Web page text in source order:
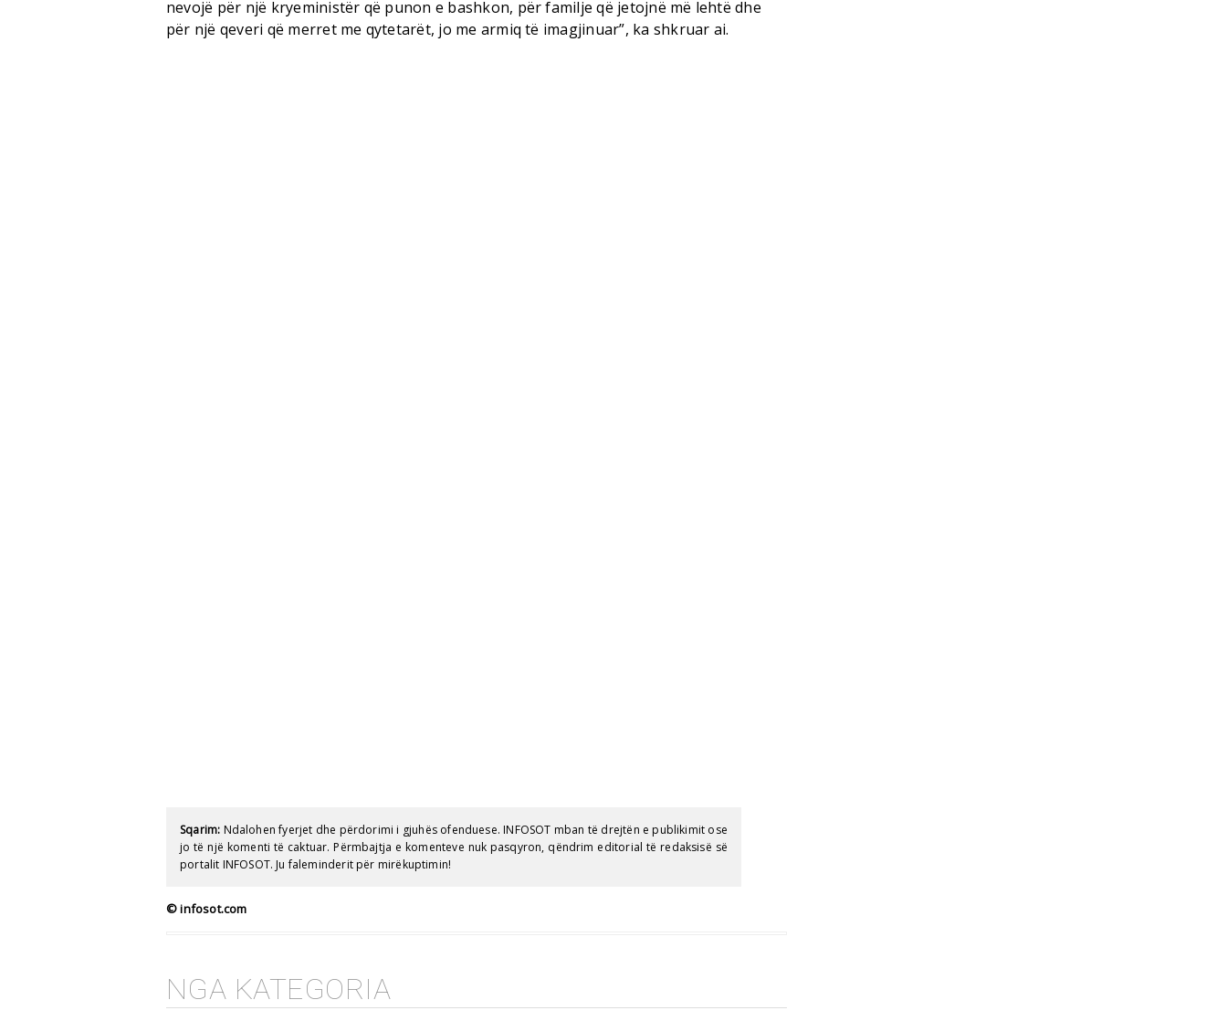
nevojë për një kryeministër që punon e bashkon, për familje që jetojnë më lehtë dhe
për një qeveri që merret me qytetarët, jo me armiq të imagjinuar”, ka shkruar ai.
Sqarim: Ndalohen fyerjet dhe përdorimi i gjuhës ofenduese. INFOSOT mban të drejtën e publikimit ose
jo të një komenti të caktuar. Përmbajtja e komenteve nuk pasqyron, qëndrim editorial të redaksisë së
portalit INFOSOT. Ju faleminderit për mirëkuptimin!
© infosot.com
NGA KATEGORIA